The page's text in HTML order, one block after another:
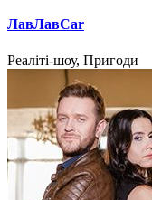
ЛавЛавCar
Реаліті-шоу, Пригоди